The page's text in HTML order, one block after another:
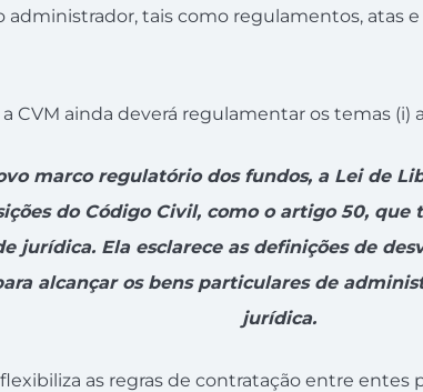
administrador, tais como regulamentos, atas
CVM ainda deverá regulamentar os temas (i)
marco regulatório dos fundos, a Lei de
do Código Civil, como o artigo 50, que
jurídica. Ela esclarece as definições de
alcançar os bens particulares de
jurídica.
as regras de contratação entre entes